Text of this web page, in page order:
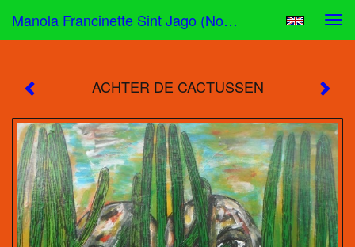
Manola Francinette Sint Jago (nona) - ACHTER DE CACTUSSEN
ACHTER DE CACTUSSEN